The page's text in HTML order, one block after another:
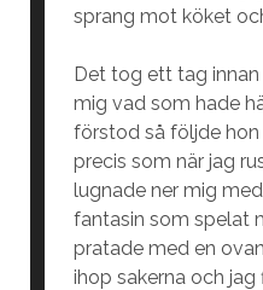
sprang mot köket
Det tog ett tag
mig vad som hade
förstod så följde
precis som när jag
lugnade ner mig
fantasin som spelat
pratade med en
ihop sakerna och